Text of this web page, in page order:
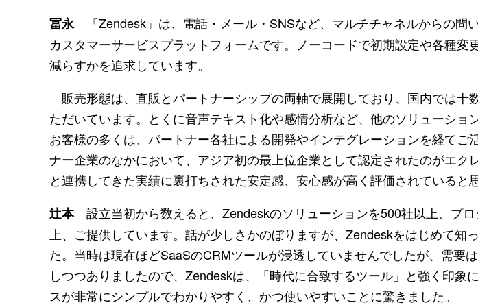
冨永 「Zendesk」は、電話・メール・SNSなど、マルチチャネルからの問
カスタマーサービスプラットフォームです。ノーコードで初期設定や各種変
減らすかを追求しています。
販売形態は、直販とパートナーシップの両軸で展開しており、国内では十
ただいています。とくに音声テキスト化や感情分析など、他のソリューショ
お客様の多くは、パートナー各社による開発やインテグレーションを経てご
ナー企業のなかにおいて、アジア初の最上位企業として認定されたのがエク
と連携してきた実績に裏打ちされた安定感、安心感が高く評価されていると
辻本設立当初から数えると、Zendeskのソリューションを500社以上、プ
上、ご提供しています。話が少しさかのぼりますが、Zendeskをはじめて知
た。当時は現在ほどSaaSのCRMツールが浸透していませんでしたが、需要
しつつありましたので、Zendeskは、「時代に合致するツール」と強く印象
スが非常にシンプルでわかりやすく、かつ使いやすいことに驚きました。